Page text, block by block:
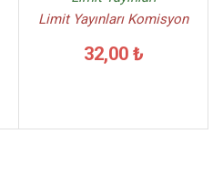
Limit Yayınları Komisyon
32,00 ₺